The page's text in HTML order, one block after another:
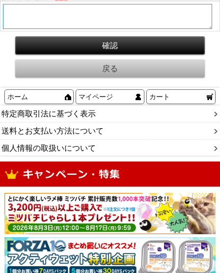
ホーム マイページ カート
特定商取引法に基づく表示
送料とお支払い方法について
個人情報の取扱いについて